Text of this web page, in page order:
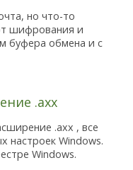
но что-то
шифрования и
буфера обмена и с
.axx
.axx , все
настроек Windows.
Windows.